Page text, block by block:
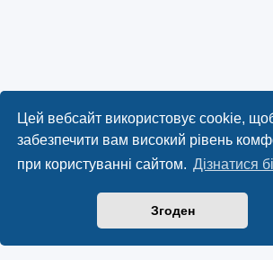
Цей вебсайт використовує cookie,
забезпечити вам високий рівень
при користуванні сайтом. Дізнатися
Згоден